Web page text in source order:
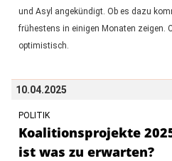
und Asyl angekündigt. Ob es dazu
frühestens in einigen Monaten zeigen.
optimistisch.
10.04.2025
POLITIK
Koalitionsprojekte
ist was zu erwarten?